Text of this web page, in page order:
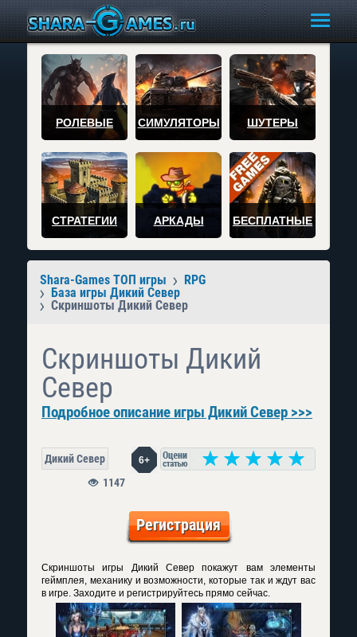
РОЛЕВЫЕ СИМУЛЯТОРЫ ШУТЕРЫ
СТРАТЕГИИ АРКАДЫ БЕСПЛАТНЫЕ
Shara-Games ТОП игры
RPG
База игры Дикий Север
Скриншоты Дикий Север
Скриншоты Дикий
Север
Подробное описание игры Дикий Север >>>
Дикий Север 6+
1147
Регистрация
Скриншоты игры Дикий Север покажут вам элементы
геймплея, механику и возможности, которые так и ждут вас
в игре. Заходите и регистрируйтесь прямо сейчас.